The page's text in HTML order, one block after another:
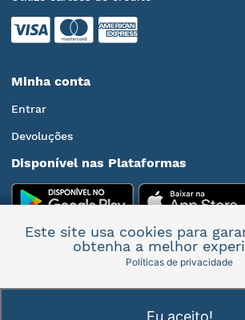
Minha conta
Entrar
Devoluções
Disponível nas Plataformas
Mais
Este site usa cookies para
obtenha a melhor
Políticas de privacidade
Eu aceito!